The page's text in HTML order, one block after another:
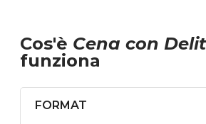
Cos'è Cena con
funziona
FORMAT